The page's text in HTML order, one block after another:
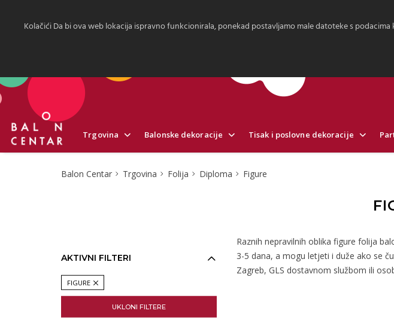
Trgovina Balonske dekoracije Tisak i poslovne dekoracije
Balon Centar Trgovina Folija Diploma Figure
AKTIVNI FILTERI
FIGURE
UKLONI FILTERE
Raznih nepravilnih oblika figure folija
3-5 dana, a mogu letjeti i duže ako se
Zagreb, GLS dostavnom službom ili
Kolačići Da bi ova web lokacija ispravno funkcionirala, ponekad postavljamo male datoteke s